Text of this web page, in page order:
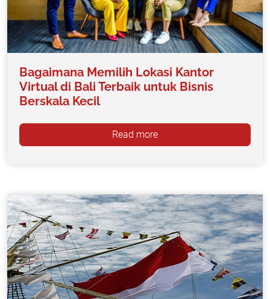
Bagaimana Memilih Lokasi Kantor
Virtual di Bali Terbaik untuk Bisnis
Berskala Kecil
Read more